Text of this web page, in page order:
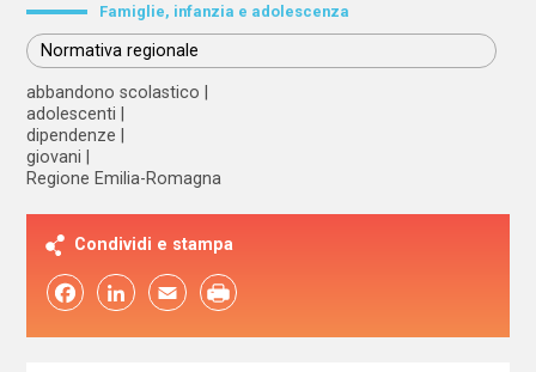
Famiglie, infanzia e adolescenza
Normativa regionale
abbandono scolastico
adolescenti
dipendenze
giovani
Regione Emilia-Romagna
Condividi e stampa
FacebookLinkedIn Email